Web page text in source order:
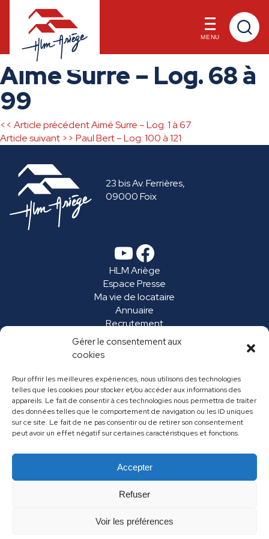
Gérer le consentement aux
cookies
Pour offrir les meilleures expériences, nous utilisons des technologies
telles que les cookies pour stocker et/ou accéder aux informations des
appareils. Le fait de consentir à ces technologies nous permettra de traiter
des données telles que le comportement de navigation ou les ID uniques
sur ce site. Le fait de ne pas consentir ou de retirer son consentement
peut avoir un effet négatif sur certaines caractéristiques et fonctions.
Accepter
Refuser
Voir les préférences
Skip
to
content
MENU
Aimé Surre – Log. 68 à
99
Navigation
de
l’article
<< Article précédentAimé Surre – Log. 1 à 67
Article suivant >> Paul Bert – Log. 100 à 121
23 bis Av. Ferrières,
09000 Foix
YouTube Facebook
HLM Ariège
Espace Presse
Ma vie de locataire
Annuaire
Recrutement
Marchés publics
Mentions légales
Données personnelles
Contact